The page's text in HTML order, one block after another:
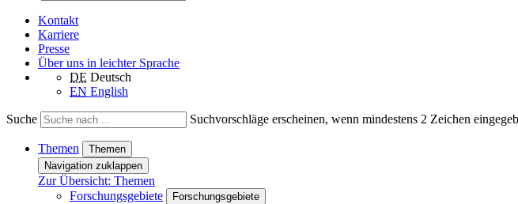
Kontakt
Karriere
Presse
Über uns in leichter Sprache
DE Deutsch
EN English
Suche Suchvorschläge erscheinen, wenn mindestens 2 Zeichen
Themen
Themen
Navigation zuklappen
Zur Übersicht: Themen
Forschungsgebiete
Forschungsgebiete